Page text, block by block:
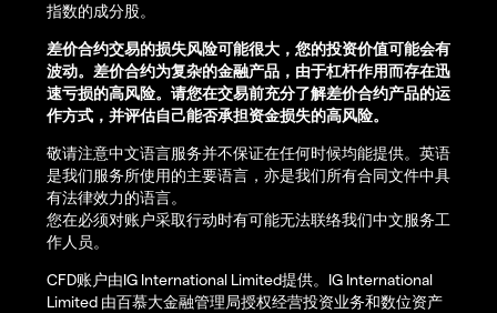
指数的成分股。
差价合约交易的损失风险可能很大，您的投资价值可能会有
波动。差价合约为复杂的金融产品，由于杠杆作用而存在迅
速亏损的高风险。请您在交易前充分了解差价合约产品的运
作方式，并评估自己能否承担资金损失的高风险。
敬请注意中文语言服务并不保证在任何时候均能提供。英语
是我们服务所使用的主要语言，亦是我们所有合同文件中具
有法律效力的语言。
您在必须对账户采取行动时有可能无法联络我们中文服务工
作人员。
CFD账户由IG International Limited提供。IG International
Limited 由百慕大金融管理局授权经营投资业务和数位资产